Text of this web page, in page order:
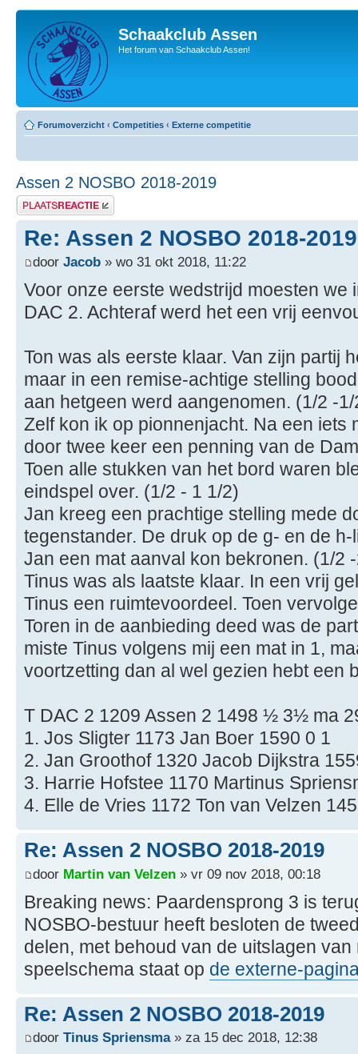
Schaakclub Assen
Het forum van Schaakclub Assen!
Forumoverzicht ‹ Competities ‹ Externe competitie
Assen 2 NOSBO 2018-2019
Plaats een reactie
Re: Assen 2 NOSBO 2018-2019
door Jacob » wo 31 okt 2018, 11:22
Voor onze eerste wedstrijd moesten we
DAC 2. Achteraf werd het een vrij
Ton was als eerste klaar. Van zijn partij
maar in een remise-achtige stelling
aan hetgeen werd aangenomen. (1/2 -
Zelf kon ik op pionnenjacht. Na een iets
door twee keer een penning van de
Toen alle stukken van het bord waren
eindspel over. (1/2 - 1 1/2)
Jan kreeg een prachtige stelling mede
tegenstander. De druk op de g- en de
Jan een mat aanval kon bekronen. (1/2
Tinus was als laatste klaar. In een vrij
Tinus een ruimtevoordeel. Toen
Toren in de aanbieding deed was de
miste Tinus volgens mij een mat in 1,
voortzetting dan al wel gezien hebt een
T DAC 2 1209 Assen 2 1498 ½ 3½ ma
1. Jos Sligter 1173 Jan Boer 1590 0 1
2. Jan Groothof 1320 Jacob Dijkstra
3. Harrie Hofstee 1170 Martinus
4. Elle de Vries 1172 Ton van Velzen
Re: Assen 2 NOSBO 2018-2019
door Martin van Velzen » vr 09 nov 2018, 00:18
Breaking news: Paardensprong 3 is
NOSBO-bestuur heeft besloten de
delen, met behoud van de uitslagen
speelschema staat op de externe-
Re: Assen 2 NOSBO 2018-2019
door Tinus Spriensma» za 15 dec 2018, 12:38